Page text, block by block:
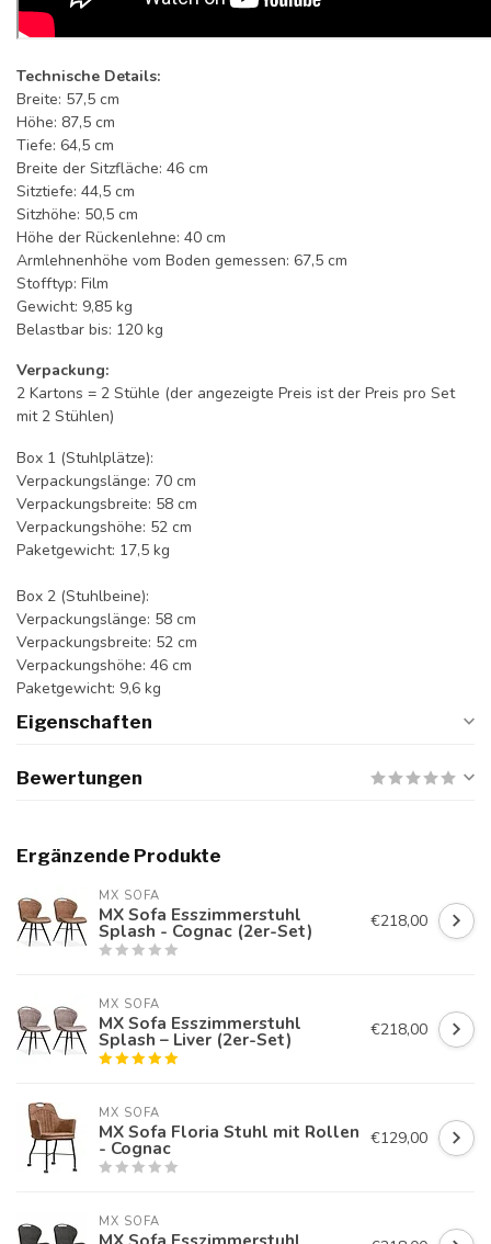
Technische Details:
Breite: 57,5 cm
Höhe: 87,5 cm
Tiefe: 64,5 cm
Breite der Sitzfläche: 46 cm
Sitztiefe: 44,5 cm
Sitzhöhe: 50,5 cm
Höhe der Rückenlehne: 40 cm
Armlehnenhöhe vom Boden gemessen: 67,5 cm
Stofftyp: Film
Gewicht: 9,85 kg
Belastbar bis: 120 kg
Verpackung:
2 Kartons = 2 Stühle (der angezeigte Preis ist der Preis pro Set
mit 2 Stühlen)
Box 1 (Stuhlplätze):
Verpackungslänge: 70 cm
Verpackungsbreite: 58 cm
Verpackungshöhe: 52 cm
Paketgewicht: 17,5 kg
Box 2 (Stuhlbeine):
Verpackungslänge: 58 cm
Verpackungsbreite: 52 cm
Verpackungshöhe: 46 cm
Paketgewicht: 9,6 kg
Eigenschaften
Bewertungen
Ergänzende Produkte
MX SOFA
MX Sofa Esszimmerstuhl
Splash - Cognac (2er-Set) €218,00
MX SOFA
MX Sofa Esszimmerstuhl
Splash – Liver (2er-Set) €218,00
MX SOFA
MX Sofa Floria Stuhl mit Rollen
- Cognac €129,00
MX SOFA